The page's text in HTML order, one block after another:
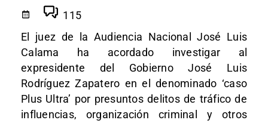
115
El juez de la Audiencia Nacional José Luis
Calama ha acordado investigar al
expresidente del Gobierno José Luis
Rodríguez Zapatero en el denominado ‘caso
Plus Ultra’ por presuntos delitos de tráfico de
influencias, organización criminal y otros